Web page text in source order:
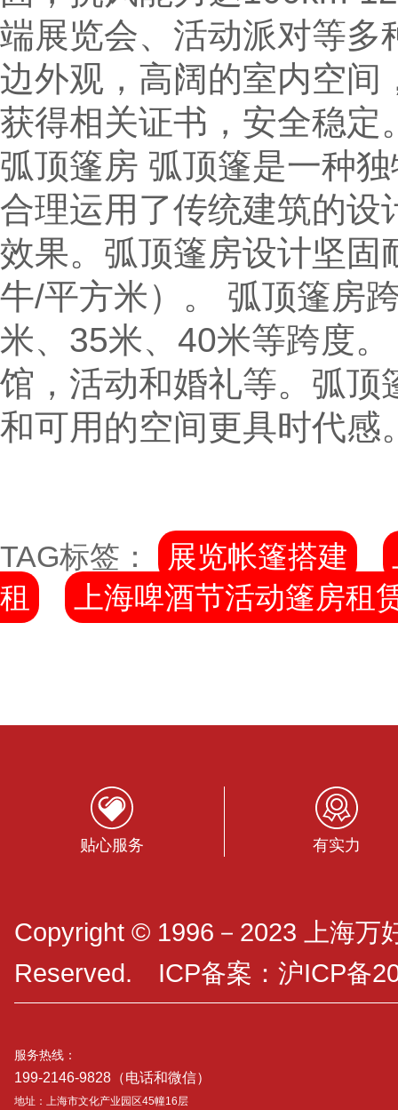
端展览会、活动派对等多
边外观，高阔的室内空间
获得相关证书，安全稳定
弧顶篷房 弧顶篷是一种
合理运用了传统建筑的设
效果。弧顶篷房设计坚
牛/平方米）。 弧顶篷房
米、35米、40米等跨度
馆，活动和婚礼等。弧顶
和可用的空间更具时代感
TAG标签： 展览帐篷搭建
租
上海啤酒节活动篷房租
贴心服务 有实力
Copyright © 1996－2023 上海万
Reserved. ICP备案： 沪ICP备
服务热线：
199-2146-9828（电话和微信）
地址：上海市文化产业园区45幢16层